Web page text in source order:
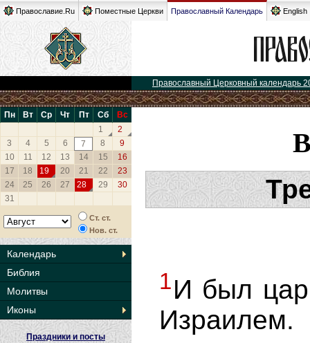
Православие.Ru Поместные Церкви Православный Календарь English
Православный Церковный календарь
Пн Вт Ср Чт Пт Сб
Вс
1
2
3
4 5 6 7 8
9
10
11 12 13 14 15
16
17
18 19 20 21 22
23
24
25 26 27 28 29
30
31
Ст. ст.
Нов. ст.
Календарь
Библия
Молитвы
Иконы
Праздники и посты
1И был
Израилем.